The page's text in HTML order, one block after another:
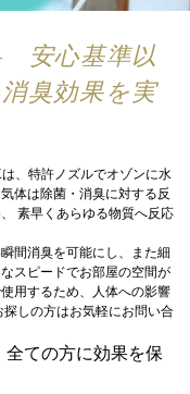
安心基準以
臭効果を実
は、特許ノズルでオゾンに水
体は除菌・消臭に対する反
素早くあらゆる物質へ反応
間消臭を可能にし、また細
スピードでお部屋の空間が
用するため、人体への影響
しの方はお気軽にお問い合
ての方に効果を保